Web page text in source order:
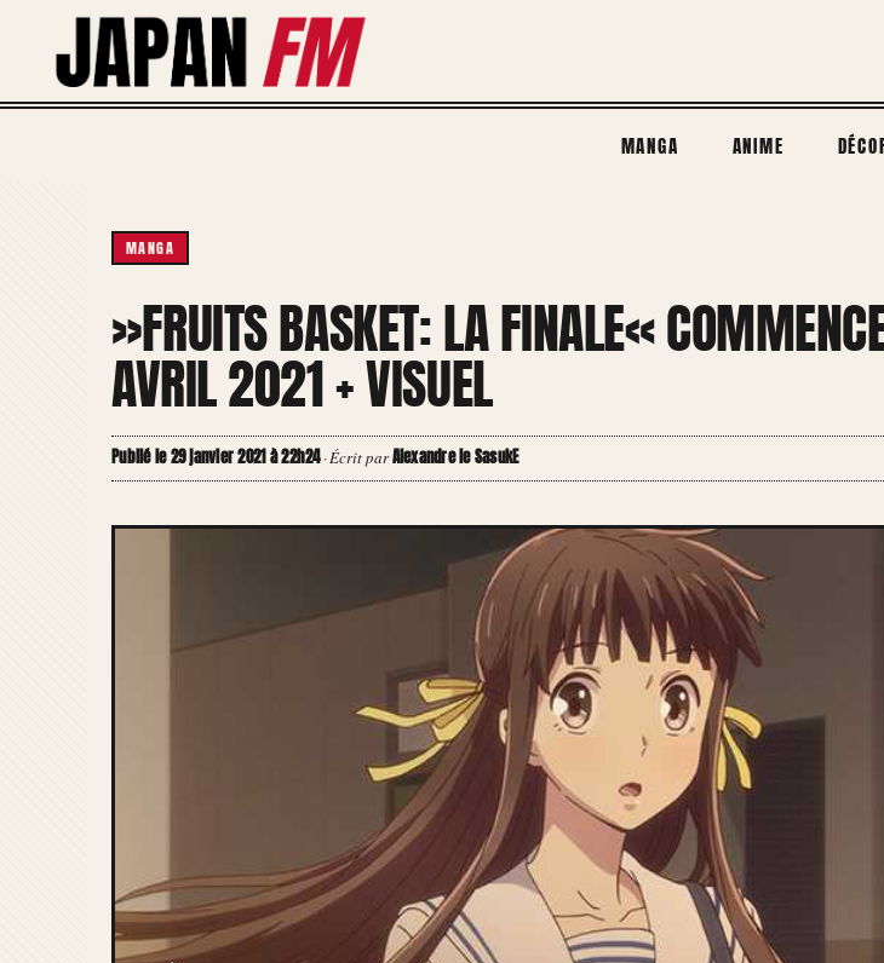
contenu
MANGA ANIME
MANGA
»FRUITS BASKET: LA FINALE«
AVRIL 2021 + VISUEL
Publié le 29 janvier 2021 à 22h24·Écrit parAlexandre le SasukE